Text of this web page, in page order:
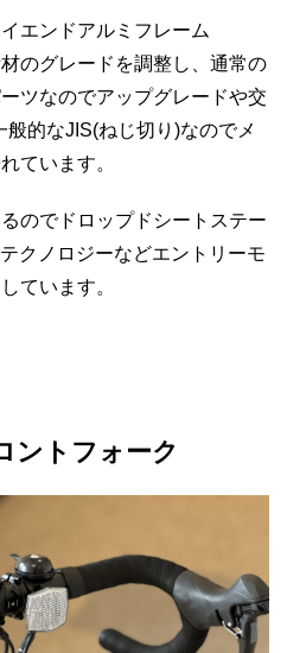
エンドアルミフレーム
のグレードを調整し、通常の
ツなのでアップグレードや交
的なJIS(ねじ切り)なのでメ
ています。
のでドロップドシートステー
クノロジーなどエントリーモ
ています。
ントフォーク